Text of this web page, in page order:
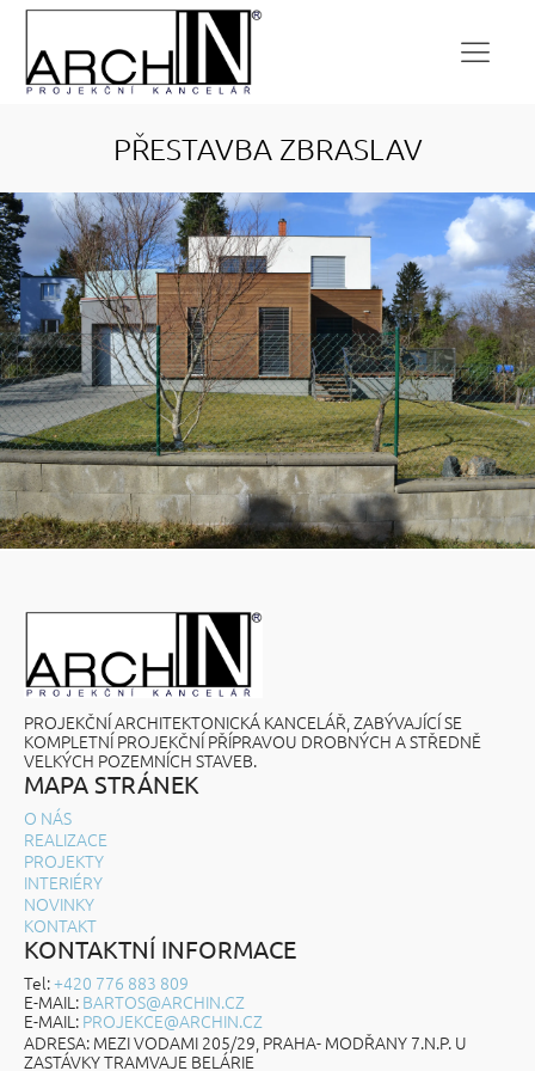
PŘESTAVBA ZBRASLAV
PROJEKČNÍ ARCHITEKTONICKÁ KANCELÁŘ, ZABÝVAJÍCÍ SE
KOMPLETNÍ PROJEKČNÍ PŘÍPRAVOU DROBNÝCH A STŘEDNĚ
VELKÝCH POZEMNÍCH STAVEB.
MAPA STRÁNEK
O NÁS
REALIZACE
PROJEKTY
INTERIÉRY
NOVINKY
KONTAKT
KONTAKTNÍ INFORMACE
Tel:+420 776 883 809
E-MAIL: BARTOS@ARCHIN.CZ
E-MAIL: PROJEKCE@ARCHIN.CZ
ADRESA: MEZI VODAMI 205/29, PRAHA- MODŘANY 7.N.P. U
ZASTÁVKY TRAMVAJE BELÁRIE